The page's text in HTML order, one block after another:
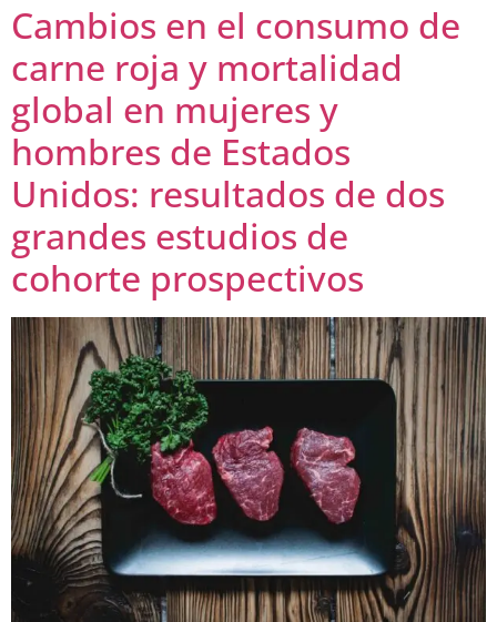
Cambios en el consumo de
carne roja y mortalidad
global en mujeres y
hombres de Estados
Unidos: resultados de dos
grandes estudios de
cohorte prospectivos